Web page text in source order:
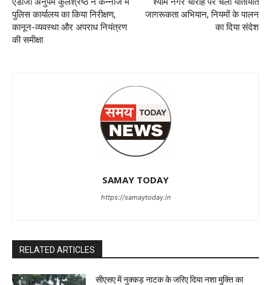
पुलिस कार्यालय का किया निरीक्षण,
कानून-व्यवस्था और अपराध नियंत्रण
की समीक्षा
जागरूकता अभियान, नियमों के पालन
का दिया संदेश
SAMAY TODAY
https://samaytoday.in
RELATED ARTICLES
सीएसए में नुक्कड़ नाटक के जरिए दिया नशा मुक्ति का